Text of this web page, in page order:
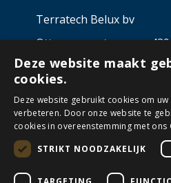
Terratech Belux bv
Ottergemsesteenweg
info@allterra-belux.com
BE1009.467.122
VOLG ONS OP ​ ​
Deze website maakt
cookies.
Deze website gebruikt cookies om
verbeteren. Door onze website te
cookies in overeenstemming met ons
STRIKT NOODZAKELIJK